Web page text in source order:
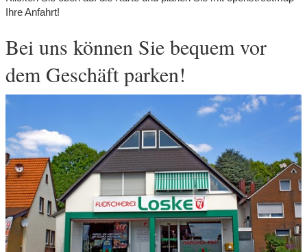
Ihre Anfahrt!
Bei uns können Sie bequem vor
dem Geschäft parken!